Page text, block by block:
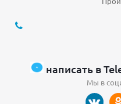
написать в
Мы в